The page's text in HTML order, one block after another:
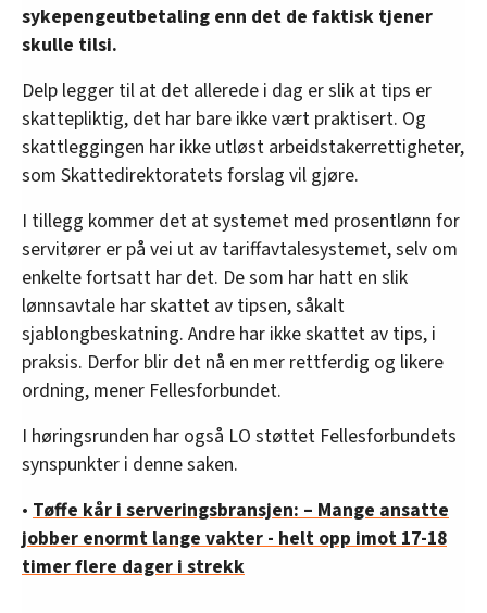
sykepengeutbetaling enn det de faktisk tjener
skulle tilsi.
Delp legger til at det allerede i dag er slik at tips er
skattepliktig, det har bare ikke vært praktisert. Og
skattleggingen har ikke utløst arbeidstakerrettigheter,
som Skattedirektoratets forslag vil gjøre.
I tillegg kommer det at systemet med prosentlønn for
servitører er på vei ut av tariffavtalesystemet, selv om
enkelte fortsatt har det. De som har hatt en slik
lønnsavtale har skattet av tipsen, såkalt
sjablongbeskatning. Andre har ikke skattet av tips, i
praksis. Derfor blir det nå en mer rettferdig og likere
ordning, mener Fellesforbundet.
I høringsrunden har også LO støttet Fellesforbundets
synspunkter i denne saken.
• Tøffe kår i serveringsbransjen: – Mange ansatte
jobber enormt lange vakter - helt opp imot 17-18
timer flere dager i strekk